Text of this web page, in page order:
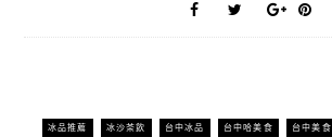
冰品推薦 冰沙茶飲 台中冰品 台中哈美食 台中美食